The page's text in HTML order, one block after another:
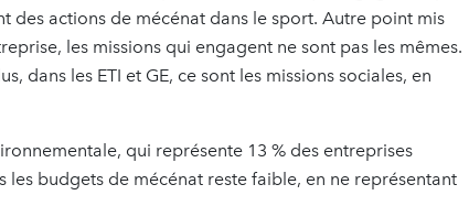
des actions de mécénat dans le sport. Autre point mis
les missions qui engagent ne sont pas les mêmes.
dans les ETI et GE, ce sont les missions sociales, en
qui représente 13 % des entreprises
les budgets de mécénat reste faible, en ne représentant